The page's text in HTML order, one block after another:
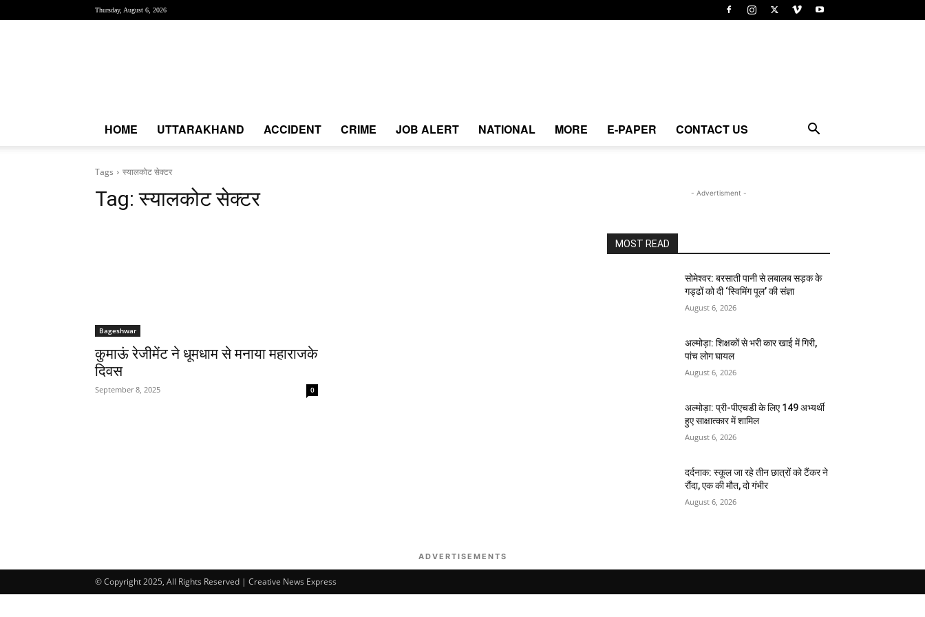
Thursday, August 6, 2026
HOME UTTARAKHAND ACCIDENT CRIME JOB ALERT NATIONAL MORE E-PAPER CONTACT US
Tags स्यालकोट सेक्टर
Tag:स्यालकोट सेक्टर
Bageshwar
कुमाऊं रेजीमेंट ने धूमधाम से मनाया महाराजके
दिवस
September 8, 2025 0
- Advertisment -
MOST READ
सोमेश्वर: बरसाती पानी से लबालब सड़क के
गड्ढों को दी ‘स्विमिंग पूल’ की संज्ञा
August 6, 2026
अल्मोड़ा: शिक्षकों से भरी कार खाई में गिरी,
पांच लोग घायल
August 6, 2026
अल्मोड़ा: प्री-पीएचडी के लिए 149 अभ्यर्थी
हुए साक्षात्कार में शामिल
August 6, 2026
दर्दनाक: स्कूल जा रहे तीन छात्रों को टैंकर ने
रौंदा, एक की मौत, दो गंभीर
August 6, 2026
ADVERTISEMENTS
© Copyright 2025, All Rights Reserved | Creative News Express